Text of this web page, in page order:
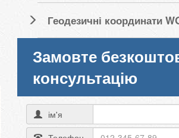
Геодезичні координати
Замовте
консультацію
ім'я